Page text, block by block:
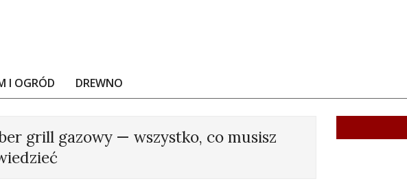
I OGRÓD DREWNO
grill gazowy — wszystko, co musisz